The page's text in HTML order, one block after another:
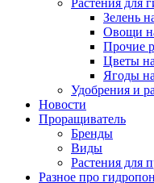
Растения для
Зелень
Овощи
Прочие
Цветы
Ягоды
Удобрения и
Новости
Проращиватель
Бренды
Виды
Растения для
Разное про